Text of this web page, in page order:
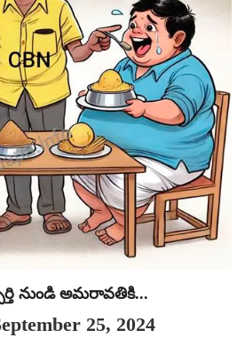
నుండి అమరావతికి...
25, 2024